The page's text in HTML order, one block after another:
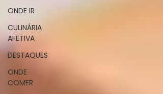
ONDE IR
CULINÁRIA
AFETIVA
DESTAQUES
ONDE
COMER